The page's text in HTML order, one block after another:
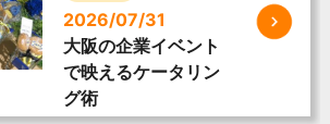
2026/07/31
大阪の企業イベント
で映えるケータリン
グ術